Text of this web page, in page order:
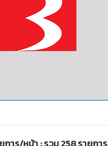
การ/หน้า : รวม 258 รายการ